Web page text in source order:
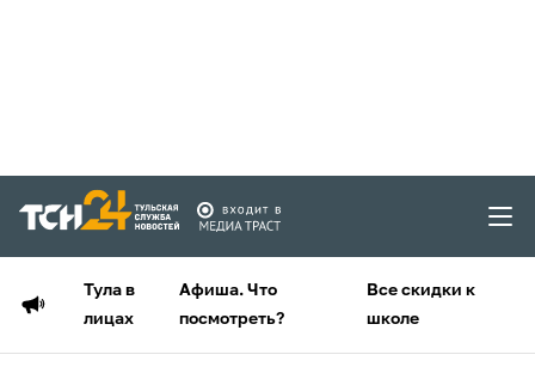
Тула в
лицах
Афиша. Что
посмотреть?
Все скидки к
школе